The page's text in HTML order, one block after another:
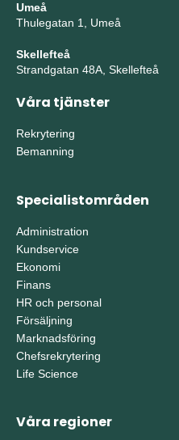
Umeå
Thulegatan 1, Umeå
Skellefteå
Strandgatan 48A, Skellefteå
Våra tjänster
Rekrytering
Bemanning
Specialistområden
Administration
Kundservice
Ekonomi
Finans
HR och personal
Försäljning
Marknadsföring
Chefsrekrytering
Life Science
Våra regioner